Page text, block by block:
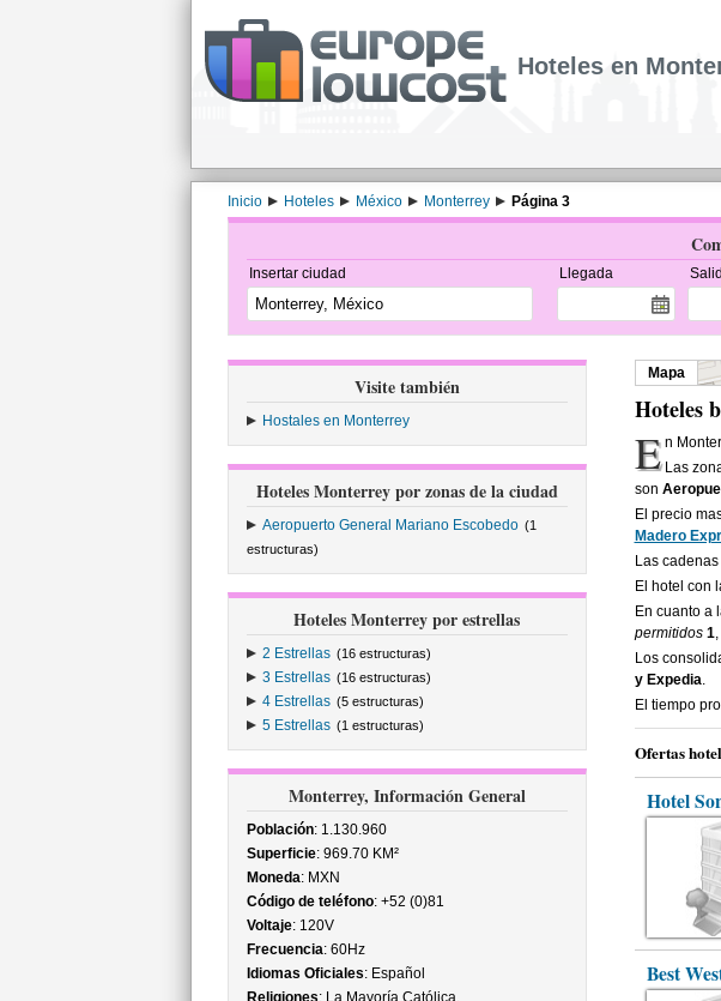
Hoteles en
Inicio Hoteles México Monterrey Página 3
Insertar ciudad Llegada
Visite también
Hostales en Monterrey
Hoteles Monterrey por zonas de la ciudad
Aeropuerto General Mariano Escobedo (1
estructuras)
Hoteles Monterrey por estrellas
2 Estrellas (16 estructuras)
3 Estrellas (16 estructuras)
4 Estrellas (5 estructuras)
5 Estrellas (1 estructuras)
Monterrey, Información General
Población: 1.130.960
Superficie: 969.70 KM²
Moneda: MXN
Código de teléfono: +52 (0)81
Voltaje: 120V
Frecuencia: 60Hz
Idiomas Oficiales: Español
Religiones: La Mayoría Católica.
Mapa
Hoteles
E n
Las
son
El precio
Madero
Las
El hotel con
En cuanto a
permitidos 1,
Los
y Expedia.
El tiempo
Ofertas
Hotel
Best